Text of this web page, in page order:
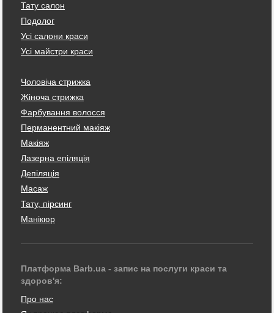
Тату салон
Подолог
Усі салони краси
Усі майстри краси
Чоловіча стрижка
Жіноча стрижка
Фарбування волосся
Перманентний макіяж
Макіяж
Лазерна епіляція
Депіляція
Масаж
Тату, пірсинг
Манікюр
Платформа Barb.ua - запис на послуги краси та
здоров'я:
Про нас